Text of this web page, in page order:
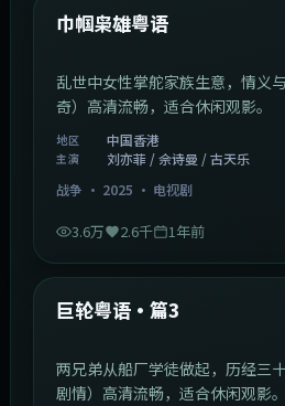
最新
巾帼枭雄粤语
乱世中女性掌舵家族生意，情义
奇）高清流畅，适合休闲观影。
地区 中国香港
主演
刘亦菲 / 佘诗曼 / 古天乐
战争 · 2025 · 电视剧
3.6万 2.6千 1年前
最新
巨轮粤语·篇3
两兄弟从船厂学徒做起，历经三
剧情）高清流畅，适合休闲观影。